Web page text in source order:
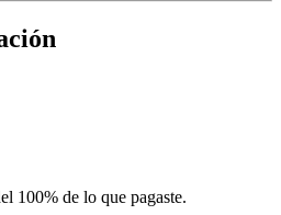
100% de lo que pagaste.